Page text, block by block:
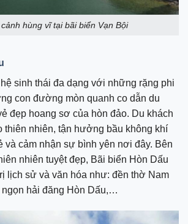
hùng vĩ tại bãi biển Vạn Bội
sinh thái đa dạng với những rặng phi
con đường mòn quanh co dẫn du
đẹp hoang sơ của hòn đảo. Du khách
thiên nhiên, tận hưởng bầu không khí
và cảm nhận sự bình yên nơi đây. Bên
nhiên tuyệt đẹp, Bãi biển Hòn Dấu
lịch sử và văn hóa như: đền thờ Nam
hải đăng Hòn Dấu,…